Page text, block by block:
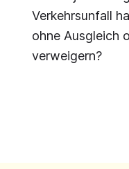
Verkehrsunfall
ohne Ausgleich
verweigern?